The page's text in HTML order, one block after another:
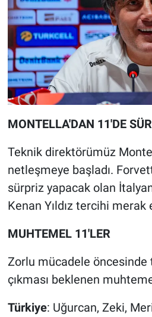
MONTELLA'DAN 11'DE
Teknik direktörümüz
netleşmeye başladı.
sürpriz yapacak olan
Kenan Yıldız tercihi merak
MUHTEMEL 11'LER
Zorlu mücadele öncesinde
çıkması beklenen
Türkiye: Uğurcan, Zeki,